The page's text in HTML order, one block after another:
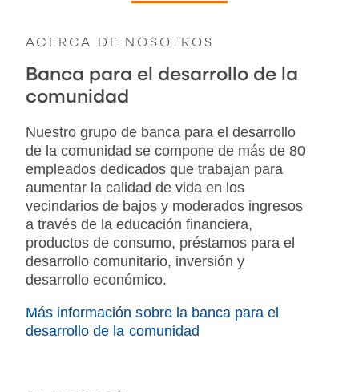
ACERCA DE NOSOTROS
Banca para el desarrollo de la
comunidad
Nuestro grupo de banca para el desarrollo
de la comunidad se compone de más de 80
empleados dedicados que trabajan para
aumentar la calidad de vida en los
vecindarios de bajos y moderados ingresos
a través de la educación financiera,
productos de consumo, préstamos para el
desarrollo comunitario, inversión y
desarrollo económico.
Más información sobre la banca para el
desarrollo de la comunidad